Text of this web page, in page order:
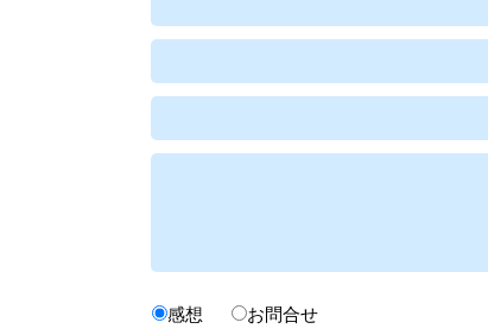
感想 お問合せ